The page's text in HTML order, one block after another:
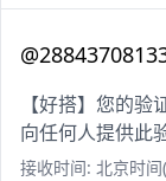
【好搭】您的
向任何人提供此
接收时间: 北京时